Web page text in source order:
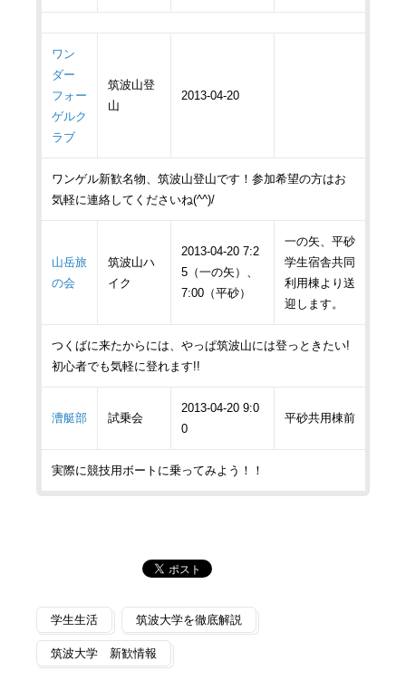
ワン
ダー
フォー
ゲルク
ラブ
筑波山登
山
2013-04-20
ワンゲル新歓名物、筑波山登山です！参加希望の方はお
気軽に連絡してくださいね(^^)/
山岳旅
の会
筑波山ハ
イク
2013-04-20 7:2
5（一の矢）、
7:00（平砂）
一の矢、平砂
学生宿舎共同
利用棟より送
迎します。
つくばに来たからには、やっぱ筑波山には登っときたい!
初心者でも気軽に登れます!!
漕艇部 試乗会
2013-04-20 9:0
0
平砂共用棟前
実際に競技用ボートに乗ってみよう！！
学生生活 筑波大学を徹底解説
筑波大学 新歓情報